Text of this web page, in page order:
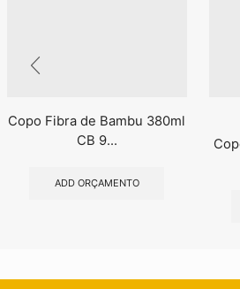
Copo Fibra de Bambu 380ml
CB 9...
ADD ORÇAMENTO